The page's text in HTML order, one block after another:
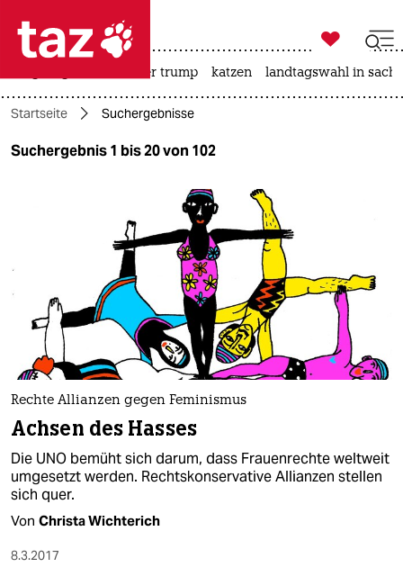
 taz zahl ich
taz zahl ich
themen
gesellschaft
kultur
sport
berlin
wahrheit
verlag
verlag

taz zahl ich
usa unter trump katzen landtagswahl in
Startseite Suchergebnisse
Suchergebnis 1 bis 20 von 102
Rechte Allianzen gegen Feminismus
Achsen des Hasses
Die UNO bemüht sich darum, dass Frauenrechte weltweit
umgesetzt werden. Rechtskonservative Allianzen stellen
sich quer.
Von Christa Wichterich
8.3.2017